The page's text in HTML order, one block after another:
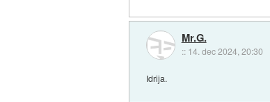
Mr.G.
:: 14. dec 2024, 20:30
Idrija.